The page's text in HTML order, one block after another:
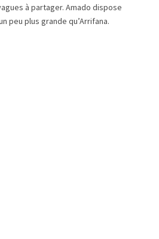
à partager. Amado dispose
peu plus grande qu’Arrifana.